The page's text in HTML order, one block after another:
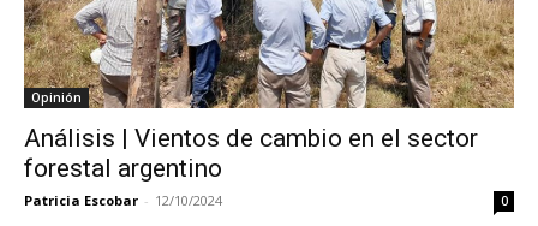
Opinión
Análisis | Vientos de cambio en el sector
forestal argentino
Patricia Escobar - 12/10/2024 0